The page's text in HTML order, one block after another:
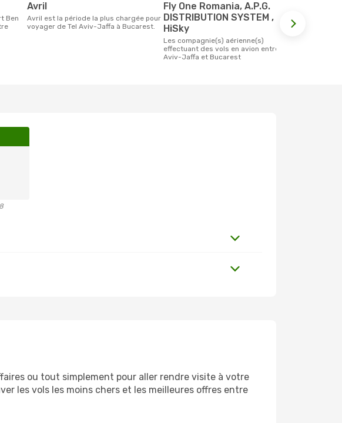
avril
avril est la période la plus chargée pour
voyager de Tel Aviv-Jaffa à Bucarest.
Fly One Romania, A.P.G.
DISTRIBUTION SYSTEM ,
HiSky
Les compagnie(s) aérienne(s)
effectuant des vols en avion entre Tel
Aviv-Jaffa et Bucarest
ou tout simplement pour aller rendre visite à votre
les vols les moins chers et les meilleures offres entre